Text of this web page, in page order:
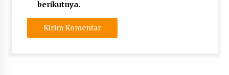
berikutnya.